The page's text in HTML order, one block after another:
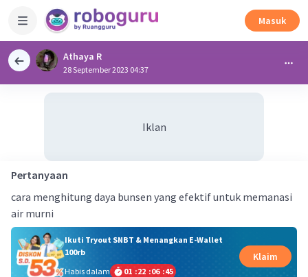
Masuk
Athaya R
28 September 2023 04:37
Iklan
Pertanyaan
cara menghitung daya bunsen yang efektif untuk memanasi
air murni
Ikuti Tryout SNBT & Menangkan E-Wallet
100rb
Habis dalam
01 :22 :06 :44
Klaim